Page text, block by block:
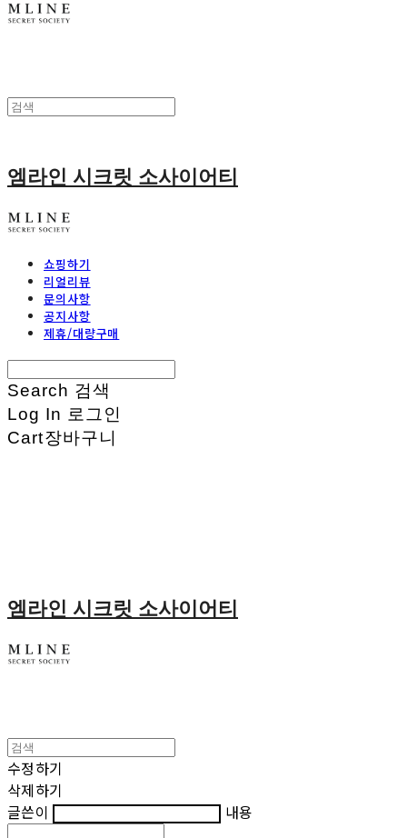
엠라인 시크릿 소사이어티
쇼핑하기
리얼리뷰
문의사항
공지사항
제휴/대량구매
Search 검색
Log In 로그인
Cart장바구니
엠라인 시크릿 소사이어티
수정하기
삭제하기
글쓴이
내용